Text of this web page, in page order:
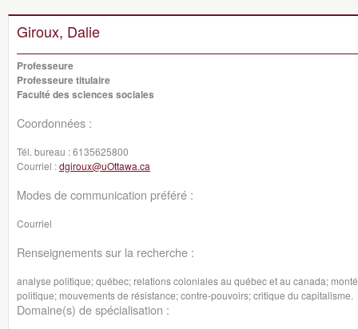
Giroux, Dalie
Professeure
Professeure titulaire
Faculté des sciences sociales
Coordonnées :
Tél. bureau :6135625800
Courriel :dgiroux@uOttawa.ca
Modes de communication préféré :
Courriel
Renseignements sur la recherche :
analyse politique; québec; relations coloniales au québec et au canada;
politique; mouvements de résistance; contre-pouvoirs; critique du capitalisme.
Domaine(s) de spécialisation :